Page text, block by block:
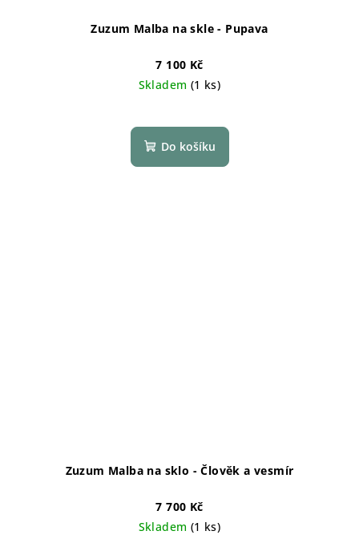
Zuzum Malba na skle - Pupava
7 100 Kč
Skladem (1 ks)
Do košíku
Zuzum Malba na sklo - Člověk a vesmír
7 700 Kč
Skladem (1 ks)